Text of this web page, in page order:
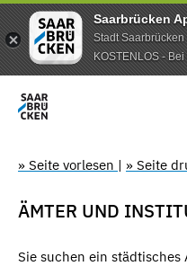
Saarbrücken
Stadt Saarbrücken
KOSTENLOS -
» Seite vorlesen | » Seite
ÄMTER UND
Sie suchen ein